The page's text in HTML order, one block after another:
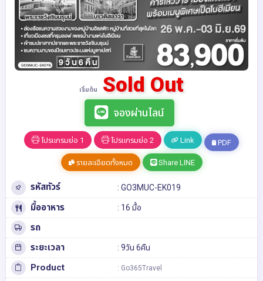
เริ่มต้น Sold Out
จองผ่านไลน์
โปรแกรมย่อ 1 โปรแกรมย่อ 2 Link PDF
รายละเอียดทั้งหมด Share LINE
รหัสทัวร์ : GO3MUC-EK019
มื้ออาหาร : 16 มื้อ
รถ
ระยะเวลา
: 9วัน 6คืน
Product : Go365Travel